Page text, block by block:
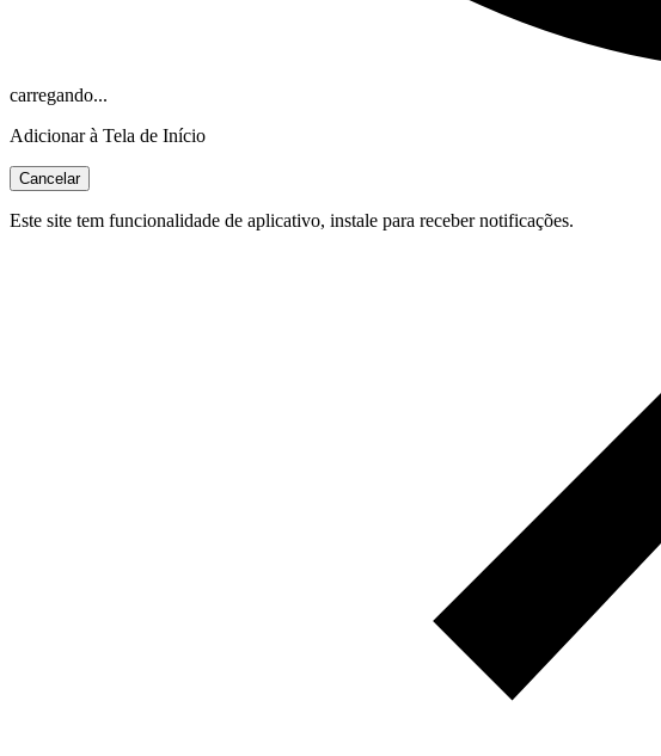
carregando...
Adicionar à Tela de Início
Cancelar
Este site tem funcionalidade de aplicativo, instale para receber notificações.